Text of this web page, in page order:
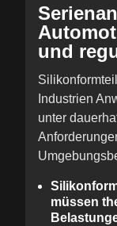
und
Industrien
unter
müssen